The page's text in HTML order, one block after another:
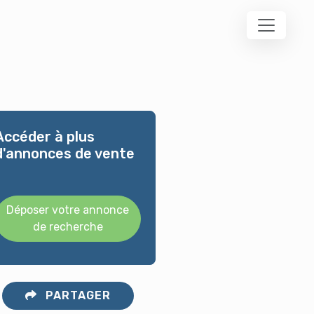
à plus
de vente
Déposer votre annonce
de recherche
PARTAGER